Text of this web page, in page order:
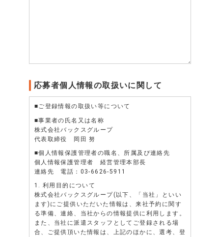
応募者個人情報の取扱いに関して
■ご登録情報の取扱い等について
■事業者の氏名又は名称
株式会社バックスグループ
代表取締役 岡田 努
■個人情報保護管理者の職名、所属及び連絡先
個人情報保護管理者 経営管理本部長
連絡先 電話：03-6626-5911
1. 利用目的について
株式会社バックスグループ(以下、「当社」といい
ます)にご提供いただいた情報は、来社予約に関す
る準備、連絡、当社からの情報提供に利用します。
また、当社に派遣スタッフとしてご登録される場
合、ご提供頂いた情報は、上記のほかに、選考、登